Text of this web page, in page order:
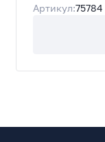
Артикул:75784